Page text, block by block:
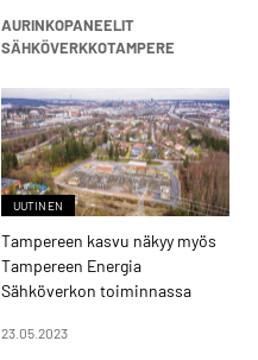
AURINKOPANEELIT
SÄHKÖVERKKOTAMPERE
UUTINEN
Tampereen kasvu näkyy myös
Tampereen Energia
Sähköverkon toiminnassa
23.05.2023